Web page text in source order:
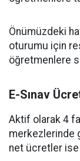
Önümüzdeki
oturumu için
öğretmenlere
E-Sınav
Aktif olarak 4
merkezlerinde
net ücretler